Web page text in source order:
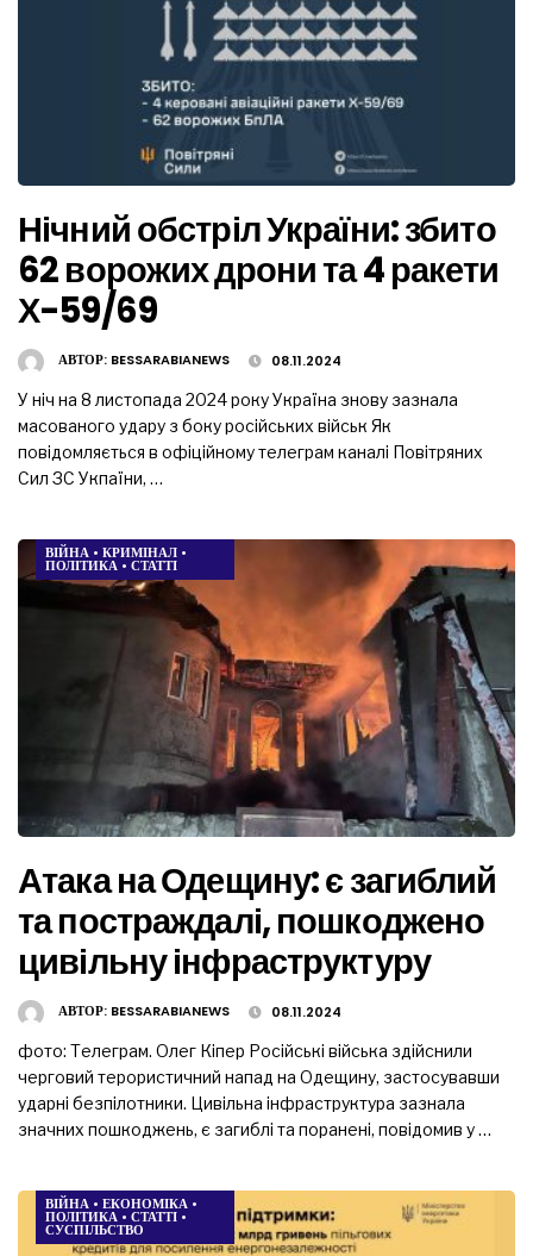
Нічний обстріл України: збито
62 ворожих дрони та 4 ракети
Х-59/69
АВТОР: BESSARABIANEWS 08.11.2024
У ніч на 8 листопада 2024 року Україна знову зазнала
масованого удару з боку російських військ Як
повідомляється в офіційному телеграм каналі Повітряних
Сил ЗС Укпаїни, …
ВІЙНА • КРИМІНАЛ •
ПОЛІТИКА • СТАТТІ
Атака на Одещину: є загиблий
та постраждалі, пошкоджено
цивільну інфраструктуру
АВТОР: BESSARABIANEWS 08.11.2024
фото: Телеграм. Олег Кіпер Російські війська здійснили
черговий терористичний напад на Одещину, застосувавши
ударні безпілотники. Цивільна інфраструктура зазнала
значних пошкоджень, є загиблі та поранені, повідомив у …
ВІЙНА • ЕКОНОМІКА •
ПОЛІТИКА • СТАТТІ •
СУСПІЛЬСТВО